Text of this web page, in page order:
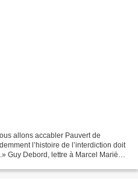
allons accabler Pauvert de
l’histoire de l’interdiction doit
Guy Debord, lettre à Marcel Mariën,